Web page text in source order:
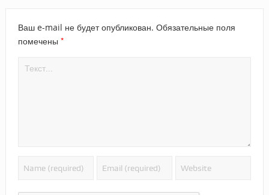
Ваш e-mail не будет опубликован. Обязательные поля
помечены *